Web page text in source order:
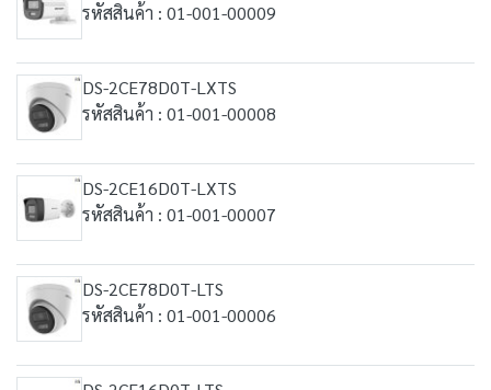
รหัสสินค้า : 01-001-00009
DS-2CE78D0T-LXTS
รหัสสินค้า : 01-001-00008
DS-2CE16D0T-LXTS
รหัสสินค้า : 01-001-00007
DS-2CE78D0T-LTS
รหัสสินค้า : 01-001-00006